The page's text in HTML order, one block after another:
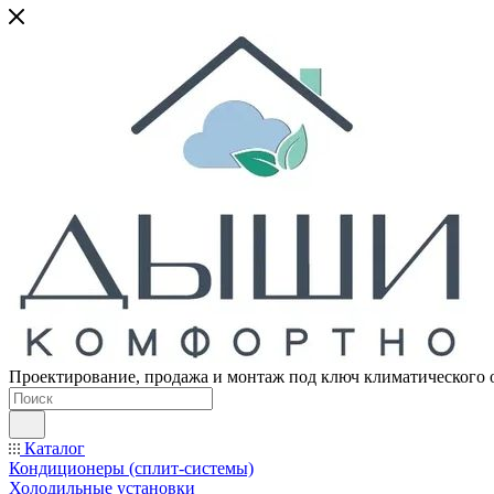
Проектирование, продажа и монтаж под ключ климатического
Каталог
Кондиционеры (сплит-системы)
Холодильные установки